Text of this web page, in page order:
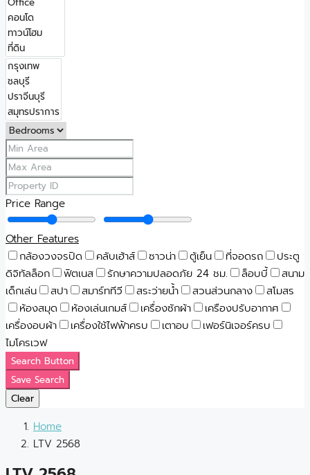
Price Range
Other Features
กล้องวงจรปิด
คลับเฮ้าส์ ซาวน่า ตู้เย็น ที่จอดรถ
ประตู
ดิจิทัลล็อก
ฟิตเนส รักษาความปลอดภัย 24 ชม. ล็อบบี้
สนาม
เด็กเล่น
สปา สมาร์ททีวี สระว่ายน้ำ สวนส่วนกลาง
สโมสร
ห้องสมุด
ห้องเล่นเกมส์ เครื่องซักผ้า
เครืองปรับอากาศ
เครื่องอบผ้า
เครื่องใช้ไฟฟ้าครบ เตาอบ
เฟอร์นิเจอร์ครบ
ไมโครเวฟ
Search Button
Save Search
Clear
Home
LTV 2568